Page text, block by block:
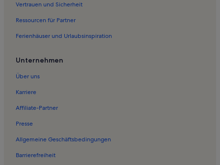
Ferienwohnungen in Nivå
Ferienwohnungen in Fredensborg
Ferienwohnungen in Stranden ved Ida Tesdorpfs Vej
Ferienwohnungen in Humlebæk
Ferienwohnungen in Nivaa Golf Club
Vertrauen und Sicherheit
Ressourcen für Partner
Ferienhäuser und Urlaubsinspiration
Unternehmen
Über uns
Karriere
Affiliate-Partner
Presse
Allgemeine Geschäftsbedingungen
Barrierefreiheit